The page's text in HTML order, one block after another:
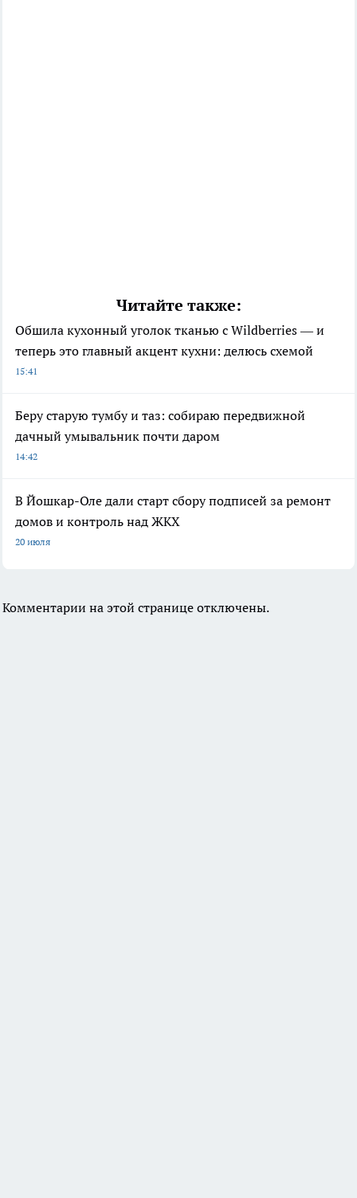
Читайте также:
Обшила кухонный уголок тканью с Wildberries — и
теперь это главный акцент кухни: делюсь схемой
15:41
Беру старую тумбу и таз: собираю передвижной
дачный умывальник почти даром
14:42
В Йошкар-Оле дали старт сбору подписей за ремонт
домов и контроль над ЖКХ
20 июля
Комментарии на этой странице отключены.